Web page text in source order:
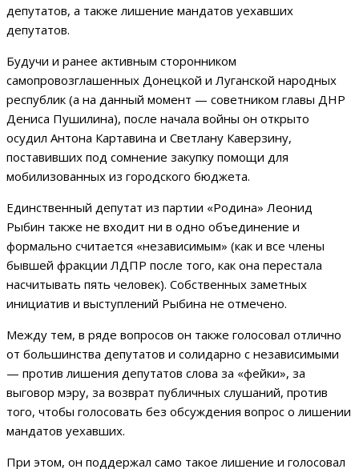
депутатов, а также лишение мандатов уехавших
депутатов.
Будучи и ранее активным сторонником
самопровозглашенных Донецкой и Луганской народных
республик (а на данный момент — советником главы ДНР
Дениса Пушилина), после начала войны он открыто
осудил Антона Картавина и Светлану Каверзину,
поставивших под сомнение закупку помощи для
мобилизованных из городского бюджета.
Единственный депутат из партии «Родина» Леонид
Рыбин также не входит ни в одно объединение и
формально считается «независимым» (как и все члены
бывшей фракции ЛДПР после того, как она перестала
насчитывать пять человек). Собственных заметных
инициатив и выступлений Рыбина не отмечено.
Между тем, в ряде вопросов он также голосовал отлично
от большинства депутатов и солидарно с независимыми
— против лишения депутатов слова за «фейки», за
выговор мэру, за возврат публичных слушаний, против
того, чтобы голосовать без обсуждения вопрос о лишении
мандатов уехавших.
При этом, он поддержал само такое лишение и голосовал